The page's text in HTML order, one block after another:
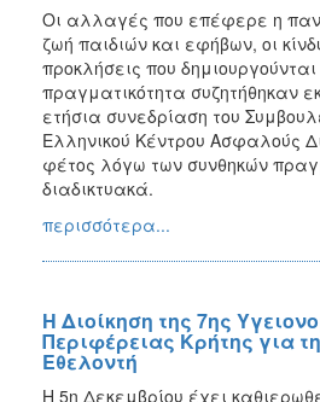
Οι αλλαγές που επέφερε η
ζωή παιδιών και εφήβων, οι
προκλήσεις που
πραγματικότητα συζητήθηκαν
ετήσια συνεδρίαση του
Ελληνικού Κέντρου Ασφαλούς
φέτος λόγω των συνθηκών
διαδικτυακά.
περισσότερα...
Η Διοίκηση της 7ης
Περιφέρειας Κρήτης για
Εθελοντή
Η 5η Δεκεμβρίου έχει